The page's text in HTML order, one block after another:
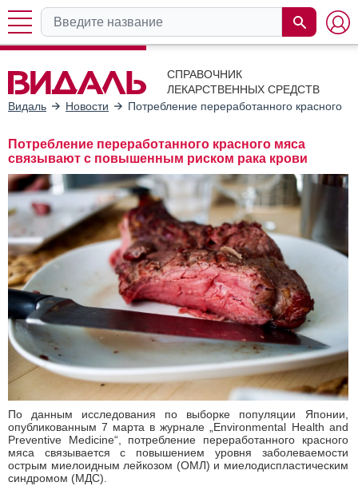
СПРАВОЧНИК
ЛЕКАРСТВЕННЫХ СРЕДСТВ
Видаль
Новости Потребление переработанного красного
Потребление переработанного красного мяса
связывают с повышенным риском рака крови
По данным исследования по выборке популяции Японии,
опубликованным 7 марта в журнале „Environmental Health and
Preventive Medicine“, потребление переработанного красного
мяса связывается с повышением уровня заболеваемости
острым миелоидным лейкозом (ОМЛ) и миелодиспластическим
синдромом (МДС).